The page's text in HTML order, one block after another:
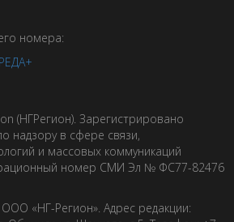
номера:
(НГРегион). Зарегистрировано
надзору в сфере связи,
и массовых коммуникаций
номер СМИ Эл № ФС77-82476
«НГ-Регион». Адрес редакции: